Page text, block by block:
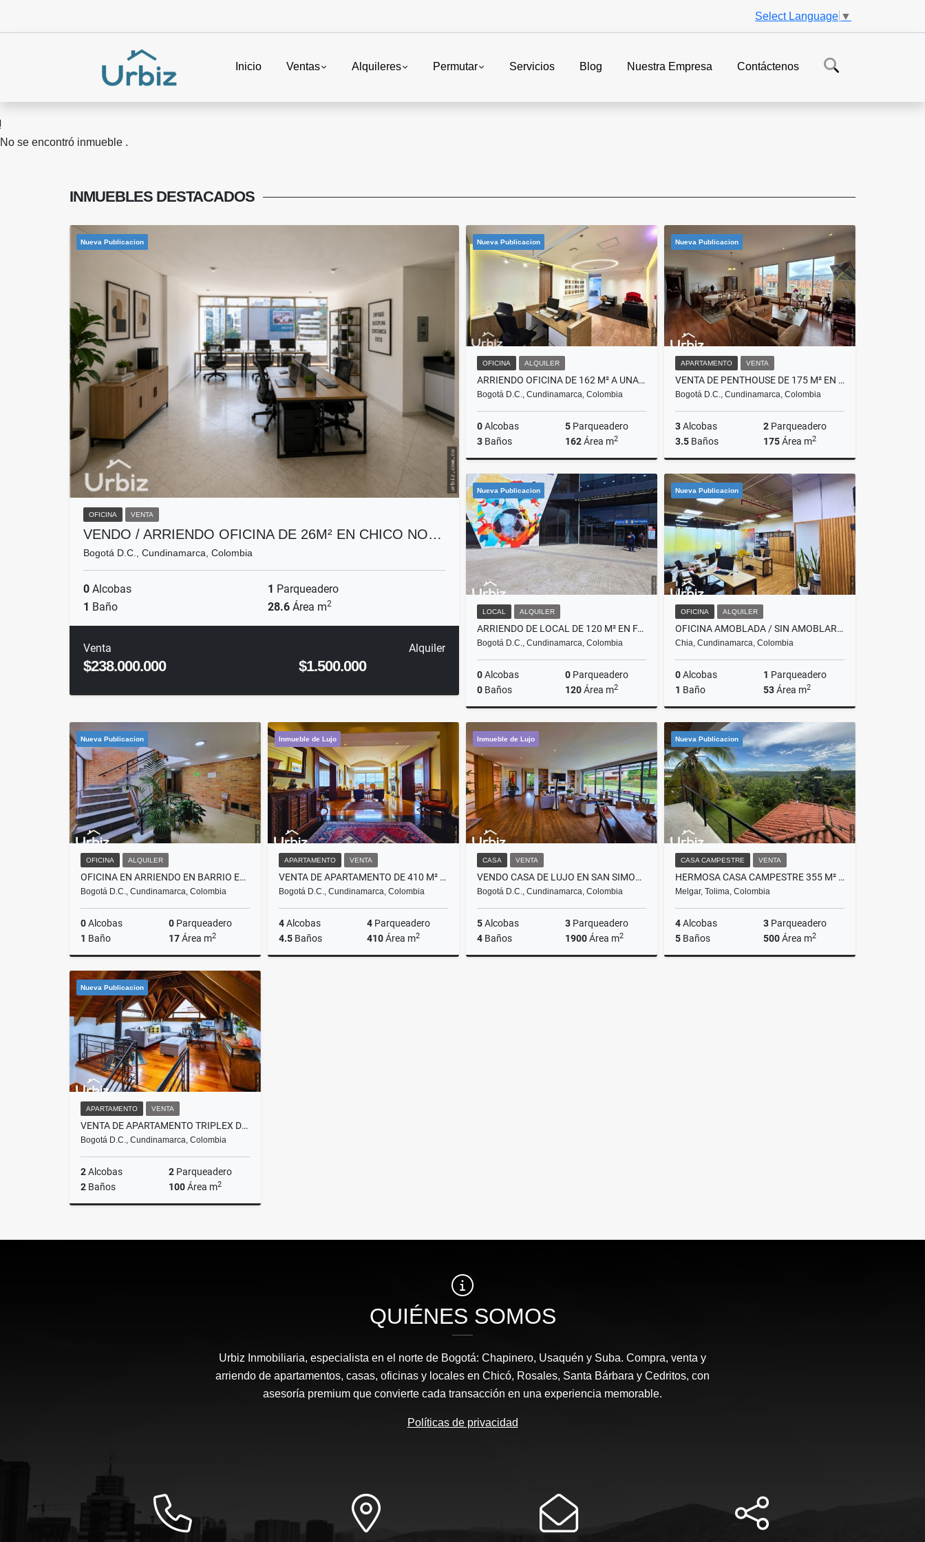
Select Language ▼
Inicio Ventas Alquileres Permutar Servicios Blog Nuestra Empresa Contáctenos
No se encontró inmueble .
INMUEBLES DESTACADOS
Nueva Publicacion
OFICINA VENTA
VENDO / ARRIENDO OFICINA DE 26M² EN CHICO NO…
Bogotá D.C., Cundinamarca, Colombia
0 Alcobas 1 Parqueadero
1 Baño 28.6 Área m2
Venta
$238.000.000
Alquiler
$1.500.000
Nueva Publicacion
OFICINA ALQUILER
ARRIENDO OFICINA DE 162 M² A UNA CUADRA DE CC ANDINO
Bogotá D.C., Cundinamarca, Colombia
0Alcobas 5 Parqueadero
3 Baños 162Área m2
Alquiler
$20.736.000
Nueva Publicacion
APARTAMENTO VENTA
VENTA DE PENTHOUSE DE 175 M² EN CONJUNTO CON PISCINA Y CLUB HOUSE
Bogotá D.C., Cundinamarca, Colombia
3Alcobas 2 Parqueadero
3.5 Baños 175Área m2
Venta
$1.250.000.000
Nueva Publicacion
LOCAL ALQUILER
ARRIENDO DE LOCAL DE 120 M² EN FACHADA DE NUESTRO BOGOTÁ
Bogotá D.C., Cundinamarca, Colombia
0Alcobas 0 Parqueadero
0 Baños 120Área m2
$19.200.000
Nueva Publicacion
OFICINA ALQUILER
OFICINA AMOBLADA / SIN AMOBLAR ARRIENDO DE 53 M² EDIFICIO BELENUS CHIA
Chia, Cundinamarca, Colombia
0Alcobas 1 Parqueadero
1 Baño 53Área m2
Alquiler
$3.445.000
Nueva Publicacion
OFICINA ALQUILER
OFICINA EN ARRIENDO EN BARRIO EL LAGO SOBRE CARRERA 15 CON 74 DE 17 M²
Bogotá D.C., Cundinamarca, Colombia
0Alcobas 0 Parqueadero
1 Baño 17Área m2
Alquiler
$900.000
Inmueble de Lujo
APARTAMENTO VENTA
VENTA DE APARTAMENTO DE 410 M² CON 65 M² DE TERRAZAS EN BOSQUE MEDINA
Bogotá D.C., Cundinamarca, Colombia
4Alcobas 4 Parqueadero
4.5 Baños 410Área m2
Inmueble de Lujo
CASA VENTA
VENDO CASA DE LUJO EN SAN SIMON DE 447M
Bogotá D.C., Cundinamarca, Colombia
5Alcobas 3 Parqueadero
4 Baños 1900Área m2
Nueva Publicacion
CASA CAMPESTRE VENTA
HERMOSA CASA CAMPESTRE 355 M² EN VERDESOL, MELGAR
Melgar, Tolima, Colombia
4Alcobas 3 Parqueadero
5 Baños 500Área m2
Nueva Publicacion
APARTAMENTO VENTA
VENTA DE APARTAMENTO TRIPLEX DE 100 M² EN SAN PATRICIO
Bogotá D.C., Cundinamarca, Colombia
2Alcobas 2 Parqueadero
2 Baños 100Área m2
$690.000.000
QUIÉNES SOMOS
Urbiz Inmobiliaria, especialista en el norte de Bogotá: Chapinero, Usaquén y Suba. Compra, venta y
arriendo de apartamentos, casas, oficinas y locales en Chicó, Rosales, Santa Bárbara y Cedritos, con
asesoría premium que convierte cada transacción en una experiencia memorable.
Políticas de privacidad